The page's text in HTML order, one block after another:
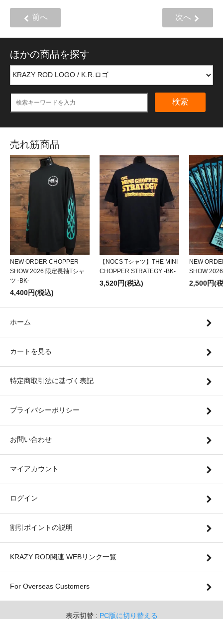
前へ 次へ
ほかの商品を探す
検索
売れ筋商品
NEW ORDER CHOPPER
SHOW 2026 限定長袖Tシャ
ツ -BK-
4,400円(税込)
【NOCS Tシャツ】THE MINI
CHOPPER STRATEGY -BK-
3,520円(税込)
NEW
SHOW
2,500円(
ホーム
カートを見る
特定商取引法に基づく表記
プライバシーポリシー
お問い合わせ
マイアカウント
ログイン
割引ポイントの説明
KRAZY ROD関連 WEBリンク一覧
For Overseas Customers
表示切替 : PC版に切り替える